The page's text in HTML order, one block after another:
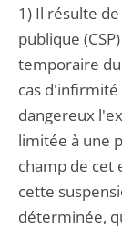
1) Il résulte
publique
temporaire
cas
dangereux
limitée à une
champ de cet
cette
déterminée,